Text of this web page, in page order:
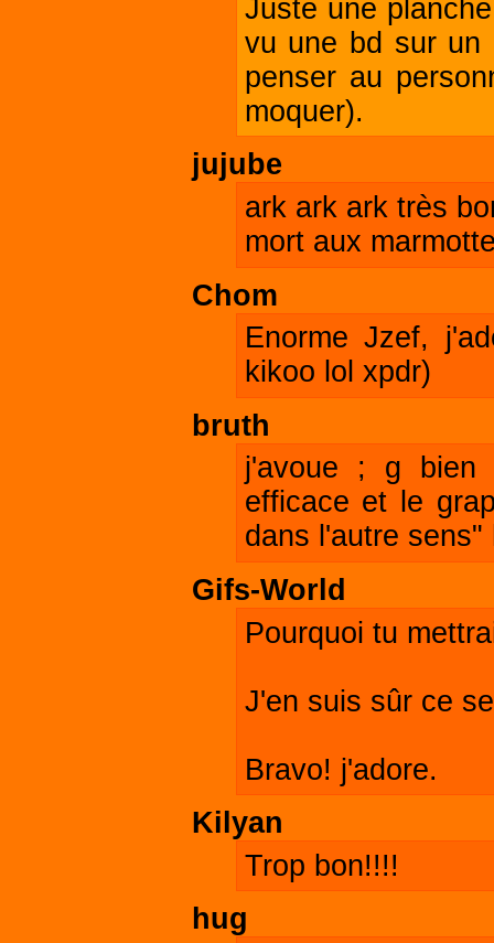
Juste une
vu une bd sur un
penser au
moquer).
jujube
ark ark ark très
mort aux
Chom
Enorme Jzef,
kikoo lol xpdr)
bruth
j'avoue ; g bien
efficace et le
dans l'autre sens"
Gifs-World
Pourquoi tu
J'en suis sûr ce
Bravo! j'adore.
Kilyan
Trop bon!!!!
hug